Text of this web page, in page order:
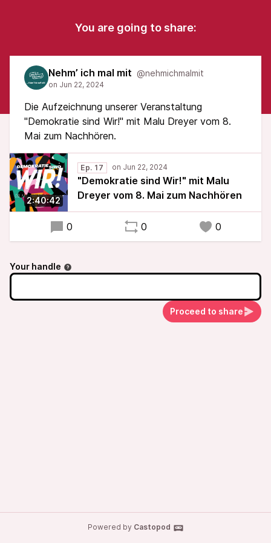
You are going to share:
Nehm’ ich mal mit @nehmichmalmit
Die Aufzeichnung unserer Veranstaltung
"Demokratie sind Wir!" mit Malu Dreyer vom 8.
Mai zum Nachhören.
2:40:42
Ep. 17
"Demokratie sind Wir!" mit Malu
Dreyer vom 8. Mai zum Nachhören
0 0 0
Your handle
Proceed to share
Powered by Castopod